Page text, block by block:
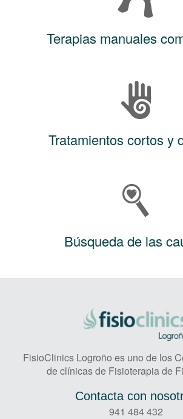
Terapias manuales
Tratamientos cortos y
Búsqueda de las
FisioClinics Logroño es uno de los
de clínicas de Fisioterapia de
Contacta con
941 484 432